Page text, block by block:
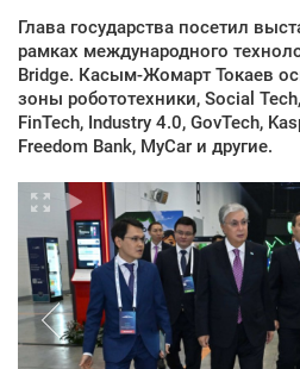
Глава государства посетил
рамках международного
Bridge. Касым-Жомарт Токаев
зоны робототехники, Social
FinTech, Industry 4.0, GovTech,
Freedom Bank, MyCar и другие.